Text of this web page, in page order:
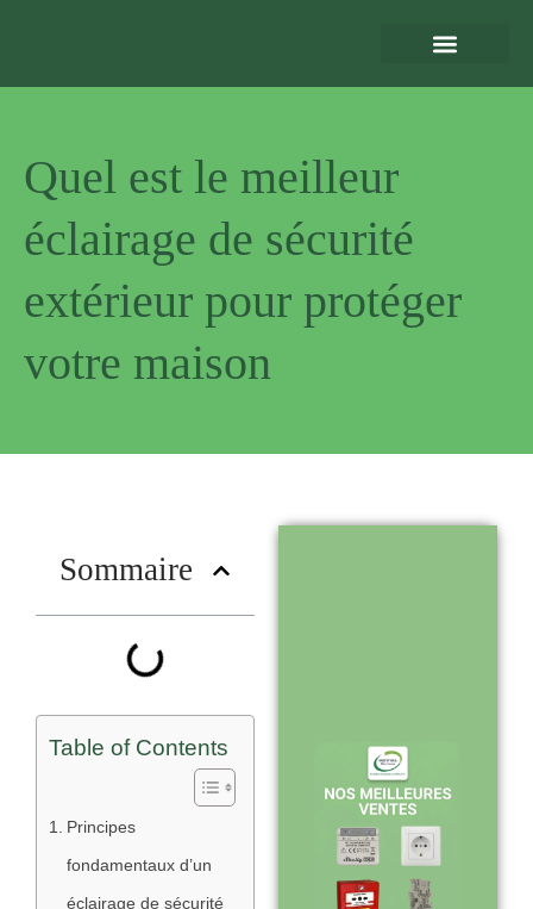
Quel est le meilleur
éclairage de sécurité
extérieur pour protéger
votre maison
Sommaire
Table of Contents
Principes
fondamentaux d’un
éclairage de sécurité
Expédition sous
24-48h :
livraison rapide